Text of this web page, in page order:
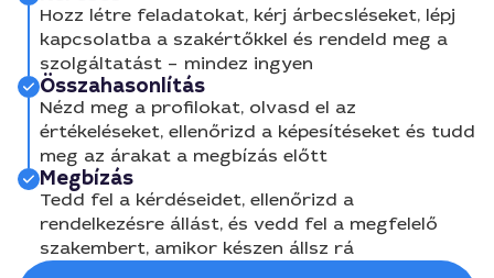
Hozz létre feladatokat, kérj árbecsléseket, lépj
kapcsolatba a szakértőkkel és rendeld meg a
szolgáltatást – mindez ingyen
Összahasonlítás
Nézd meg a profilokat, olvasd el az
értékeléseket, ellenőrizd a képesítéseket és tudd
meg az árakat a megbízás előtt
Megbízás
Tedd fel a kérdéseidet, ellenőrizd a
rendelkezésre állást, és vedd fel a megfelelő
szakembert, amikor készen állsz rá